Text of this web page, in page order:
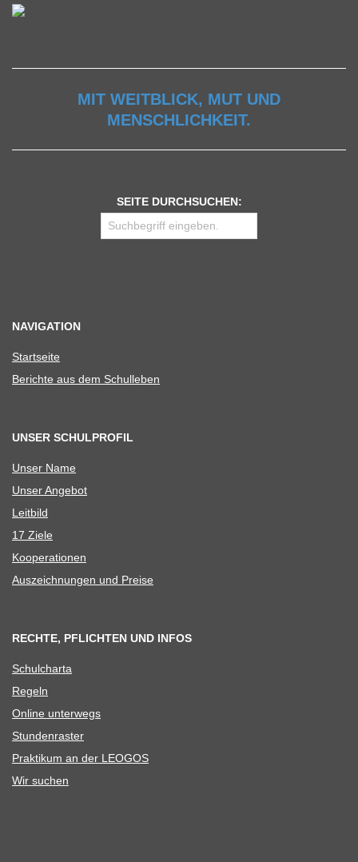
MIT WEITBLICK, MUT UND
MENSCHLICHKEIT.
SEITE DURCHSUCHEN:
NAVIGATION
Start­seite
Berichte aus dem Schulleben
UNSER SCHULPROFIL
Unser Name
Unser Ange­bot
Leit­bild
17 Ziele
Koope­ra­tio­nen
Aus­zeich­nun­gen und Preise
RECHTE, PFLICHTEN UND INFOS
Schul­charta
Regeln
Online unter­wegs
Stun­den­ras­ter
Prak­ti­kum an der LEOGOS
Wir suchen